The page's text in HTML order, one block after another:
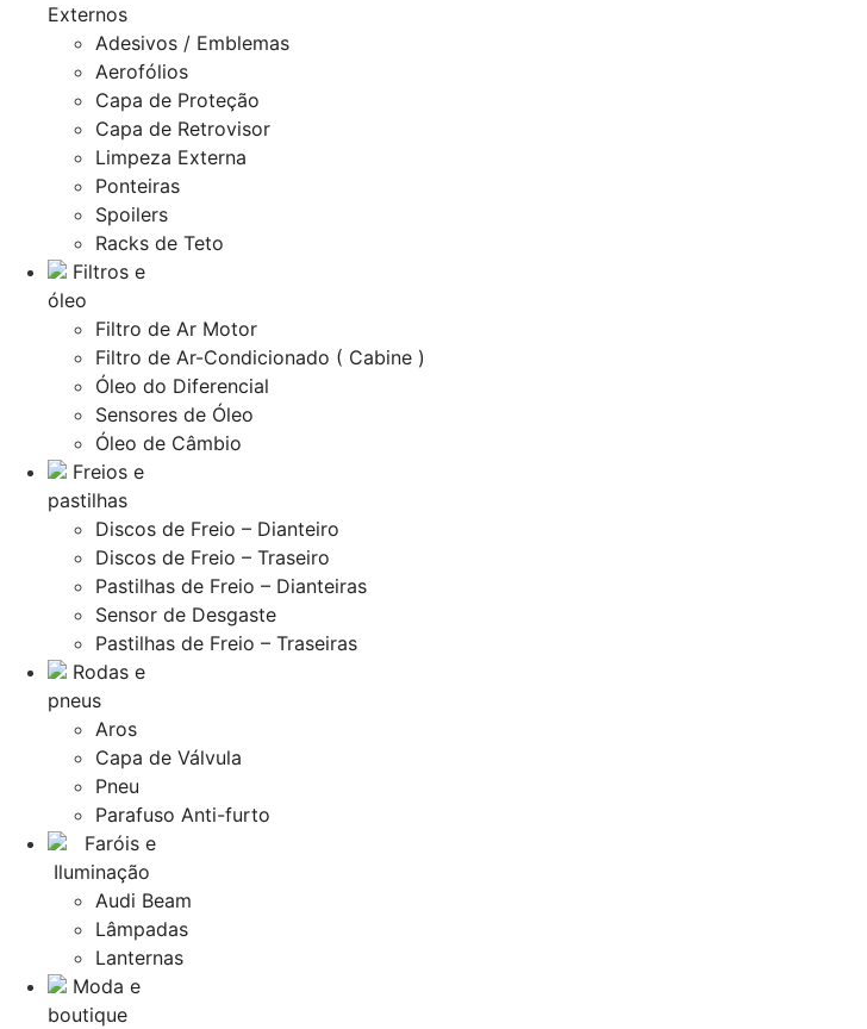
Externos
Adesivos / Emblemas
Aerofólios
Capa de Proteção
Capa de Retrovisor
Limpeza Externa
Ponteiras
Spoilers
Racks de Teto
Filtros e
óleo
Filtro de Ar Motor
Filtro de Ar-Condicionado ( Cabine )
Óleo do Diferencial
Sensores de Óleo
Óleo de Câmbio
Freios e
pastilhas
Discos de Freio – Dianteiro
Discos de Freio – Traseiro
Pastilhas de Freio – Dianteiras
Sensor de Desgaste
Pastilhas de Freio – Traseiras
Rodas e
pneus
Aros
Capa de Válvula
Pneu
Parafuso Anti-furto
Faróis e
Iluminação
Audi Beam
Lâmpadas
Lanternas
Moda e
boutique